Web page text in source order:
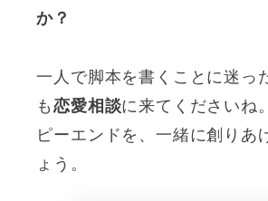
か？
一人で脚本を書くことに迷っ
も恋愛相談に来てくださいね
ピーエンドを、一緒に創りあ
ょう。